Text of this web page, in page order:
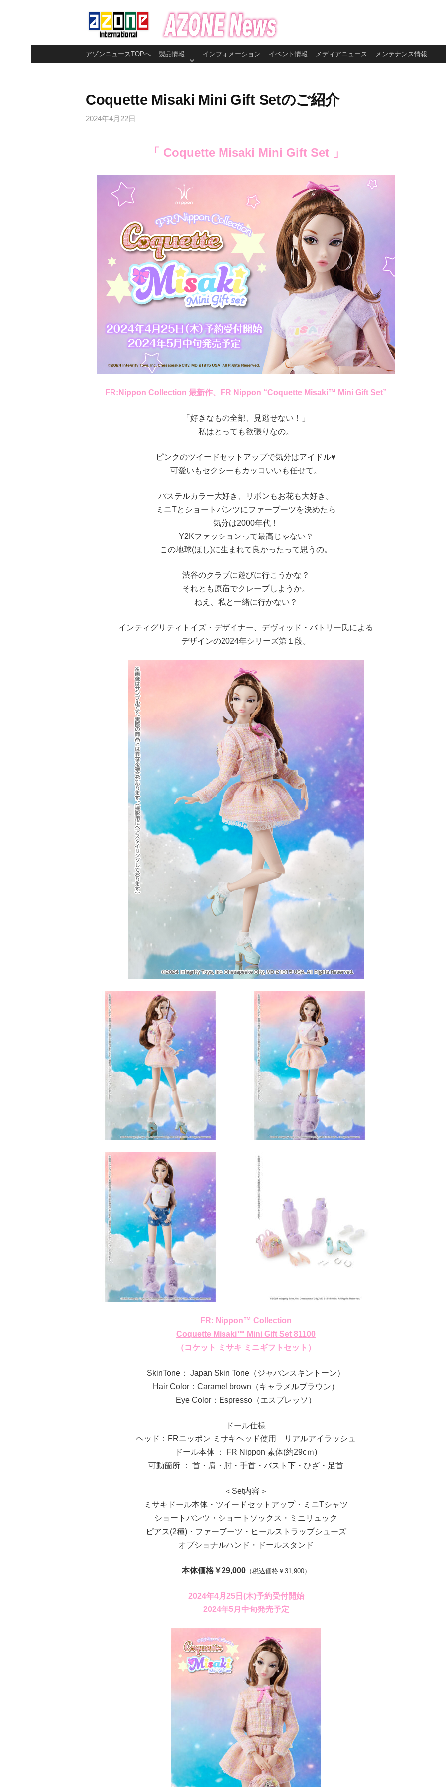
ン
アゾンニュースTOPへ 製品情報 インフォメーション イベント情報 メディアニュース メンテナンス情報
Coquette Misaki Mini Gift Setのご紹介
2024年4月22日
「 Coquette Misaki Mini Gift Set 」
FR:Nippon Collection 最新作、FR Nippon “Coquette Misaki™ Mini Gift Set”
「好きなもの全部、見逃せない！」
私はとっても欲張りなの。
ピンクのツイードセットアップで気分はアイドル♥
可愛いもセクシーもカッコいいも任せて。
パステルカラー大好き、リボンもお花も大好き。
ミニTとショートパンツにファーブーツを決めたら
気分は2000年代！
Y2Kファッションって最高じゃない？
この地球(ほし)に生まれて良かったって思うの。
渋谷のクラブに遊びに行こうかな？
それとも原宿でクレープしようか。
ねえ、私と一緒に行かない？
インティグリティトイズ・デザイナー、デヴィッド・バトリー氏による
デザインの2024年シリーズ第１段。
FR: Nippon™ Collection
Coquette Misaki™ Mini Gift Set 81100
（コケット ミサキ ミニギフトセット）
SkinTone： Japan Skin Tone（ジャパンスキントーン）
Hair Color：Caramel brown（キャラメルブラウン）
Eye Color：Espresso（エスプレッソ）
ドール仕様
ヘッド：FRニッポン ミサキヘッド使用 リアルアイラッシュ
ドール本体 ： FR Nippon 素体(約29cｍ)
可動箇所 ： 首・肩・肘・手首・バスト下・ひざ・足首
＜Set内容＞
ミサキドール本体・ツイードセットアップ・ミニTシャツ
ショートパンツ・ショートソックス・ミニリュック
ピアス(2種)・ファーブーツ・ヒールストラップシューズ
オプショナルハンド・ドールスタンド
本体価格￥29,000（税込価格￥31,900）
2024年4月25日(木)予約受付開始
2024年5月中旬発売予定